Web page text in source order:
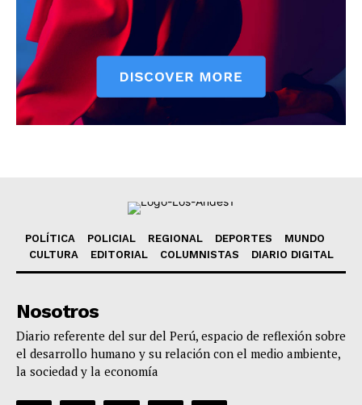
POLÍTICA POLICIAL REGIONAL DEPORTES
MUNDO
CULTURA
EDITORIAL COLUMNISTAS DIARIO DIGITAL
Nosotros
Diario referente del sur del Perú, espacio de reflexión sobre
el desarrollo humano y su relación con el medio ambiente,
la sociedad y la economía